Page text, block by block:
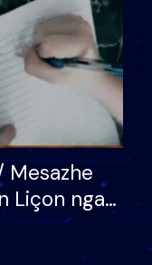
Mesazhe
Liçon nga
meritoj…